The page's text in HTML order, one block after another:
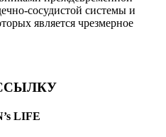
сосудистой системы и
является чрезмерное
LIFE